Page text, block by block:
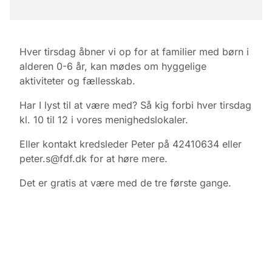
Hver tirsdag åbner vi op for at familier med børn i
alderen 0-6 år, kan mødes om hyggelige
aktiviteter og fællesskab.
Har I lyst til at være med? Så kig forbi hver tirsdag
kl. 10 til 12 i vores menighedslokaler.
Eller kontakt kredsleder Peter på 42410634 eller
peter.s@fdf.dk for at høre mere.
Det er gratis at være med de tre første gange.